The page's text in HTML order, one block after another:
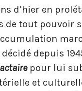
d’hier en
de tout pouvoir
depuis
pour lui
et